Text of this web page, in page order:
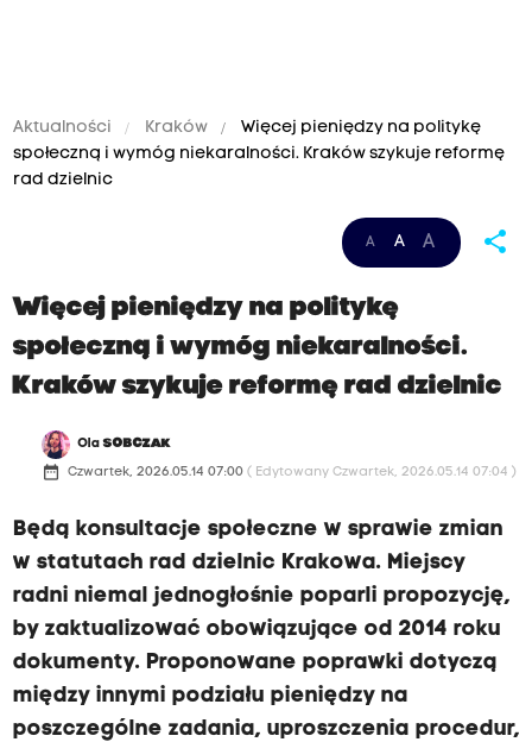
Aktualności Kraków
Więcej pieniędzy na politykę
społeczną i wymóg niekaralności. Kraków szykuje reformę
rad dzielnic
A A A share
Więcej pieniędzy na politykę
społeczną i wymóg niekaralności.
Kraków szykuje reformę rad dzielnic
OlaSOBCZAK
date_range Czwartek, 2026.05.14 07:00 ( Edytowany Czwartek, 2026.05.14 07:04 )
Będą konsultacje społeczne w sprawie zmian
w statutach rad dzielnic Krakowa. Miejscy
radni niemal jednogłośnie poparli propozycję,
by zaktualizować obowiązujące od 2014 roku
dokumenty. Proponowane poprawki dotyczą
między innymi podziału pieniędzy na
poszczególne zadania, uproszczenia procedur,